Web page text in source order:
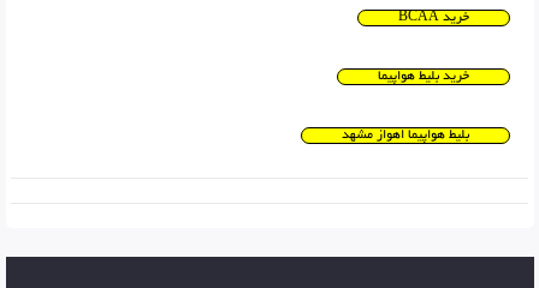
خرید BCAA
خرید بلیط هواپیما
بلیط هواپیما اهواز مشهد